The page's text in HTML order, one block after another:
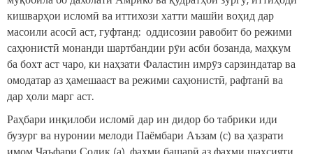
кишварҳои исломӣ ва иттихози хатти машйи воҳид дар
масоили асосӣ аст, гуфтанд: оддисозии равобит бо режими
саҳюнистӣ монанди шартбандии рӯи асби бозанда, маҳкум
ба бохт аст чаро, ки наҳзати Фаластин имрӯз сарзиндатар ва
омодатар аз ҳамешааст ва режими саҳюнистӣ, рафтанӣ ва
дар ҳоли марг аст.
Раҳбари инқилоби исломӣ дар ин дидор бо табрики иди
бузург ва нуронии мелоди Паёмбари Аъзам (с) ва ҳазрати
имом Ҷаъфари Содиқ (а), фаҳми башарӣ аз фаҳми шахсияти